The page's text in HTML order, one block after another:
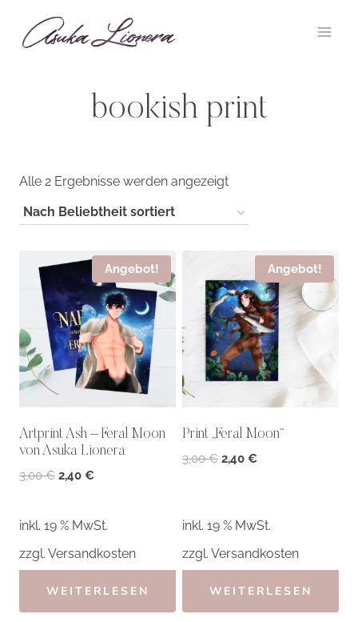
Inhalt
springen
bookish print
Alle 2 Ergebnisse werden angezeigtNach
sortiert
Angebot!
Artprint Ash – Feral Moon
von Asuka Lionera
3,00€ Ursprünglicher
3,00 €
2,40 €
2,40 €.
inkl. 19 % MwSt.
zzgl. Versandkosten
WEITERLESEN
Angebot!
Print „Feral Moon“
3,00€ Ursprünglicher
2,40 €
inkl. 19 % MwSt.
zzgl. Versandkosten
WEITERLESEN